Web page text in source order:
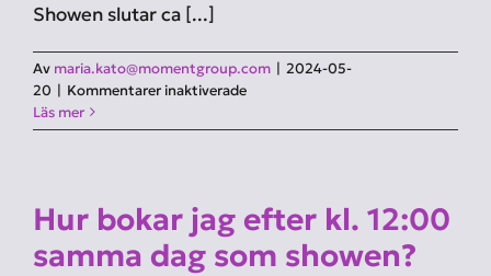
Showen slutar ca [...]
Av maria.kato@momentgroup.com | 2024-05-
20 | Kommentarer inaktiveradeför
köper
Läs mer
Hur bokar jag efter kl. 12:00
samma dag som showen?